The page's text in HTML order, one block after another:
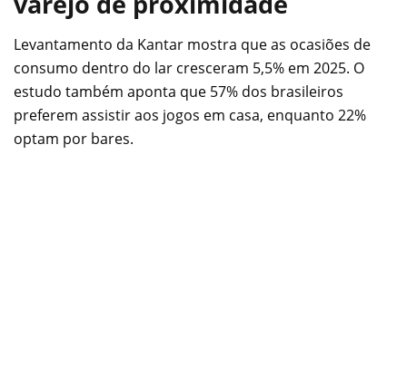
Levantamento da Kantar mostra que as ocasiões de
consumo dentro do lar cresceram 5,5% em 2025. O
estudo também aponta que 57% dos brasileiros
preferem assistir aos jogos em casa, enquanto 22%
optam por bares.